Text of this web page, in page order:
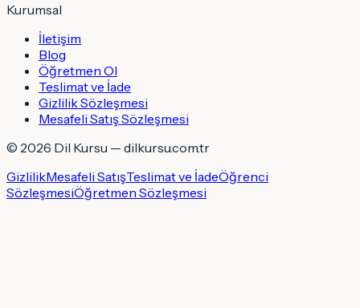
Kurumsal
İletişim
Blog
Öğretmen Ol
Teslimat ve İade
Gizlilik Sözleşmesi
Mesafeli Satış Sözleşmesi
© 2026 Dil Kursu — dilkursu.com.tr
GizlilikMesafeli SatışTeslimat ve İadeÖğrenci
SözleşmesiÖğretmen Sözleşmesi